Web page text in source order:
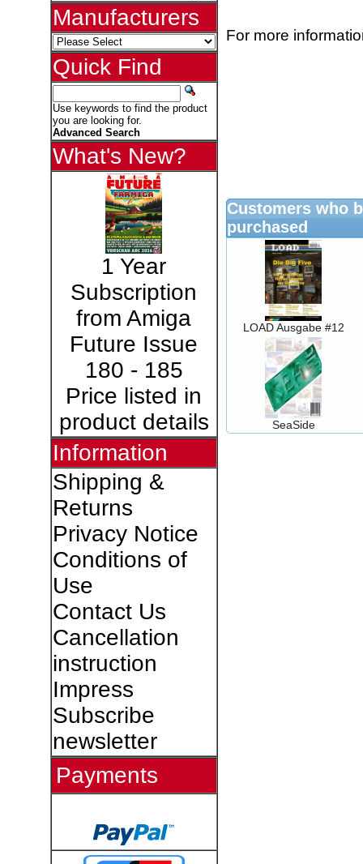
Manufacturers
Quick Find
Use keywords to find the product
you are looking for.
Advanced Search
What's New?
1 Year
Subscription
from Amiga
Future Issue
180 - 185
Price listed in
product details
Information
Shipping &
Returns
Privacy Notice
Conditions of
Use
Contact Us
Cancellation
instruction
Impress
Subscribe
newsletter
Payments
For more
Customers who
purchased
LOAD Ausgabe #12
SeaSide